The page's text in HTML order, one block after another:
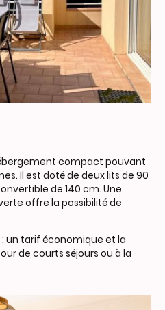
compact pouvant
Il est doté de deux lits de 90
de 140 cm. Une
offre la possibilité de
un tarif économique et la
de courts séjours ou à la